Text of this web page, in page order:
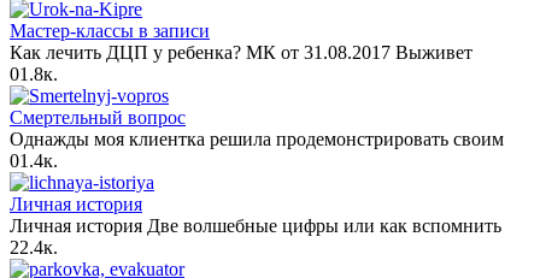
Мастер-классы в записи
Как лечить ДЦП у ребенка? МК от 31.08.2017 Выживет
01.8к.
Смертельный вопрос
Однажды моя клиентка решила продемонстрировать своим
01.4к.
Личная история
Личная история Две волшебные цифры или как вспомнить
22.4к.